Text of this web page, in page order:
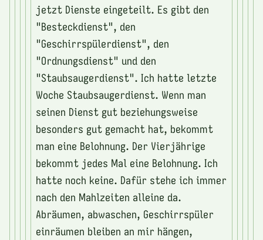
jetzt Dienste eingeteilt. Es gibt den
"Besteckdienst", den
"Geschirrspülerdienst", den
"Ordnungsdienst" und den
"Staubsaugerdienst". Ich hatte letzte
Woche Staubsaugerdienst. Wenn man
seinen Dienst gut beziehungsweise
besonders gut gemacht hat, bekommt
man eine Belohnung. Der Vierjährige
bekommt jedes Mal eine Belohnung. Ich
hatte noch keine. Dafür stehe ich immer
nach den Mahlzeiten alleine da.
Abräumen, abwaschen, Geschirrspüler
einräumen bleiben an mir hängen,